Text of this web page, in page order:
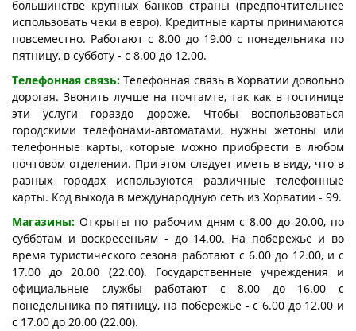
большинстве крупных банков страны (предпочтительнее
использовать чеки в евро). Кредитные карты принимаются
повсеместно. Работают с 8.00 до 19.00 с понедельника по
пятницу, в субботу - с 8.00 до 12.00.
Телефонная связь: Телефонная связь в Хорватии довольно
дорогая. Звонить лучше на почтамте, так как в гостинице
эти услуги гораздо дороже. Чтобы воспользоваться
городскими телефонами-автоматами, нужны жетоны или
телефонные карты, которые можно приобрести в любом
почтовом отделении. При этом следует иметь в виду, что в
разных городах используются различные телефонные
карты. Код выхода в международную сеть из Хорватии - 99.
Магазины: Открыты по рабочим дням с 8.00 до 20.00, по
субботам и воскресеньям - до 14.00. На побережье и во
время туристического сезона работают с 6.00 до 12.00, и с
17.00 до 20.00 (22.00). Государственные учреждения и
официальные службы работают с 8.00 до 16.00 с
понедельника по пятницу, на побережье - с 6.00 до 12.00 и
с 17.00 до 20.00 (22.00).